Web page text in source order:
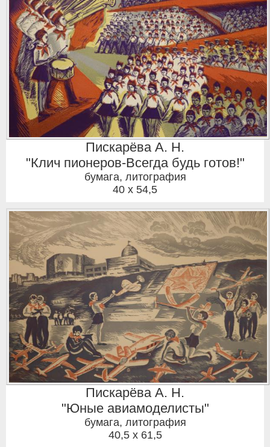
Пискарёва А. Н.
"Клич пионеров-Всегда будь готов!"
бумага, литография
40 x 54,5
Пискарёва А. Н.
"Юные авиамоделисты"
бумага, литография
40,5 x 61,5